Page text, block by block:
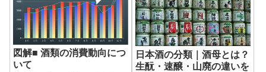
表を作成した。お酒の『性』と
言語について紹介しよう。
フルーティになっていると感じ
る理由をグラフ化することで、
視的に理解することができる。
これからさらにフルーティにな
るのかをデータから検証する。
図解■ 酒類の消費動向につ
いて
日本酒の分類｜酒母とは？
生酛・速醸・山廃の違いを